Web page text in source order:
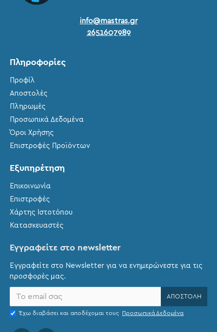
info@mastras.gr
2651607989
Πληροφορίες
Προφίλ
Αποστολές
Πληρωμές
Προσωπικά Δεδομένα
Όροι Χρήσης
Επιστροφές Προϊόντων
Εξυπηρέτηση
Επικοινωνία
Επιστροφές
Χάρτης Ιστοτόπου
Κατασκευαστές
Εγγραφείτε στο newsletter
Εγγραφείτε στο Newsletter για να ενημερώνεστε για τις
προσφορές μας.
ΑΠΟΣΤΟΛΉ
Έχω διαβάσει και αποδέχομαι τους Προσωπικά Δεδομένα